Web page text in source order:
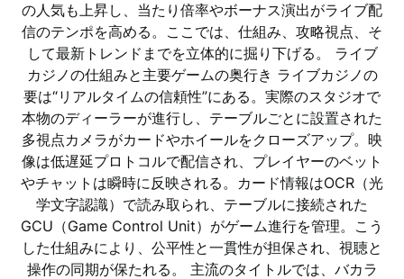
の人気も上昇し、当たり倍率やボーナス演出がライブ配
信のテンポを高める。ここでは、仕組み、攻略視点、そ
して最新トレンドまでを立体的に掘り下げる。 ライブ
カジノの仕組みと主要ゲームの奥行き ライブカジノの
要は“リアルタイムの信頼性”にある。実際のスタジオで
本物のディーラーが進行し、テーブルごとに設置された
多視点カメラがカードやホイールをクローズアップ。映
像は低遅延プロトコルで配信され、プレイヤーのベット
やチャットは瞬時に反映される。カード情報はOCR（光
学文字認識）で読み取られ、テーブルに接続された
GCU（Game Control Unit）がゲーム進行を管理。こう
した仕組みにより、公平性と一貫性が担保され、視聴と
操作の同期が保たれる。 主流のタイトルでは、バカラ